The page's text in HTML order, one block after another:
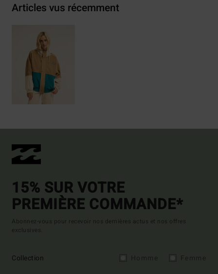
Articles vus récemment
15% SUR VOTRE
PREMIÈRE COMMANDE*
Abonnez-vous pour recevoir nos dernières actus et nos offres
exclusives.
Collection